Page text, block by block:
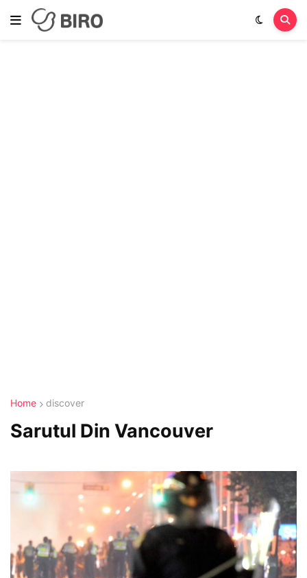
Home discover
Sarutul Din Vancouver